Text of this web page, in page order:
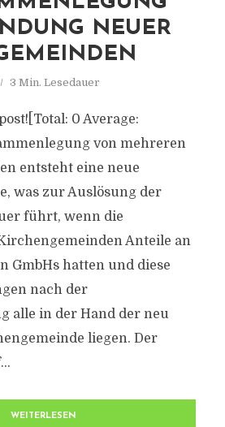
NEUER
3 Min. Lesedauer
0 Average:
von mehreren
entsteht eine neue
was zur Auslösung der
führt, wenn die
Anteile an
GmbHs hatten und diese
nach der
alle in der Hand der neu
liegen. Der
WEITERLESEN